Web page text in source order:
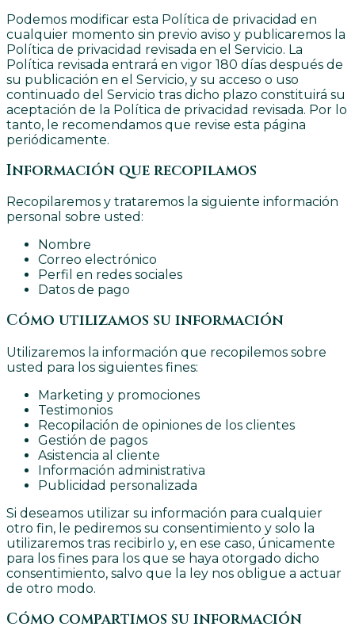
Podemos modificar esta Política de privacidad en
cualquier momento sin previo aviso y publicaremos la
Política de privacidad revisada en el Servicio. La
Política revisada entrará en vigor 180 días después de
su publicación en el Servicio, y su acceso o uso
continuado del Servicio tras dicho plazo constituirá su
aceptación de la Política de privacidad revisada. Por lo
tanto, le recomendamos que revise esta página
periódicamente.
Información que recopilamos
Recopilaremos y trataremos la siguiente información
personal sobre usted:
Nombre
Correo electrónico
Perfil en redes sociales
Datos de pago
Cómo utilizamos su información
Utilizaremos la información que recopilemos sobre
usted para los siguientes fines:
Marketing y promociones
Testimonios
Recopilación de opiniones de los clientes
Gestión de pagos
Asistencia al cliente
Información administrativa
Publicidad personalizada
Si deseamos utilizar su información para cualquier
otro fin, le pediremos su consentimiento y solo la
utilizaremos tras recibirlo y, en ese caso, únicamente
para los fines para los que se haya otorgado dicho
consentimiento, salvo que la ley nos obligue a actuar
de otro modo.
Cómo compartimos su información